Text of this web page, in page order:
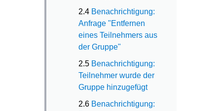
2.4 Benachrichtigung:
Anfrage "Entfernen
eines Teilnehmers aus
der Gruppe"
2.5 Benachrichtigung:
Teilnehmer wurde der
Gruppe hinzugefügt
2.6 Benachrichtigung: